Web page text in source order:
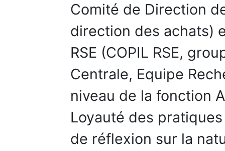
Comité de Direction
direction des achats)
RSE (COPIL RSE,
Centrale, Equipe
niveau de la fonction
Loyauté des
de réflexion sur la